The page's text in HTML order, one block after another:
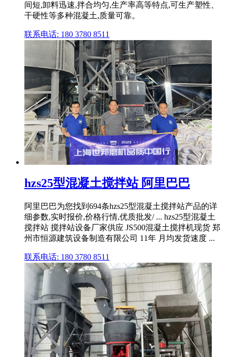
间短,卸料迅速,拌合均匀,生产率高等特点,可生产塑性、
干硬性等多种混凝土,质量可靠。
联系电话: 180 3780 8511
hzs25型混凝土搅拌站 阿里巴巴
阿里巴巴为您找到694条hzs25型混凝土搅拌站产品的详
细参数,实时报价,价格行情,优质批发/ ... hzs25型混凝土
搅拌站 搅拌站设备厂家供应 JS500混凝土搅拌机现货 郑
州市恒源建筑设备制造有限公司 11年 月均发货速度 ...
联系电话: 180 3780 8511